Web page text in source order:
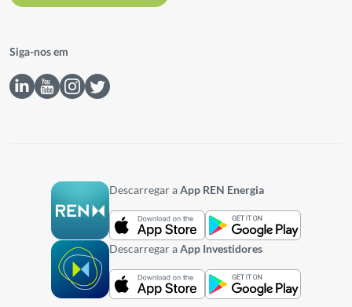
Siga-nos em
Descarregar aApp REN Energia
Descarregar aApp Investidores